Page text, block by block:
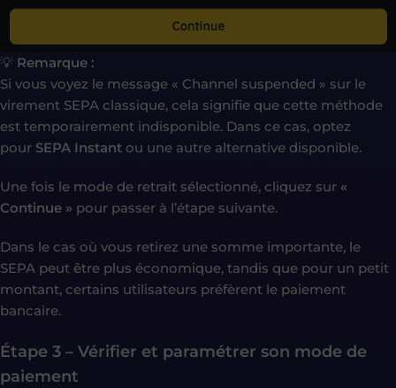
💡 Remarque :
Si vous voyez le message « Channel suspended » sur le
virement SEPA classique, cela signifie que cette méthode
est temporairement indisponible. Dans ce cas, optez
pour SEPA Instant ou une autre alternative disponible.
Une fois le mode de retrait sélectionné, cliquez sur «
Continue » pour passer à l’étape suivante.
Dans le cas où vous retirez une somme importante, le
SEPA peut être plus économique, tandis que pour un petit
montant, certains utilisateurs préfèrent le paiement
bancaire.
Étape 3 – Vérifier et paramétrer son mode de
paiement